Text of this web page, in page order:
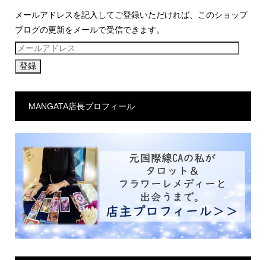
メールアドレスを記入してご登録いただければ、このショップ
ブログの更新をメールで受信できます。
メ
ー
ア
レ
MANGATA店長プロフィール